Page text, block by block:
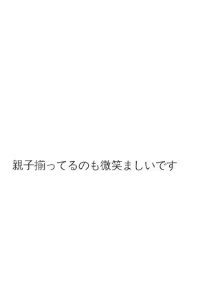
親子揃ってるのも微笑ましいです